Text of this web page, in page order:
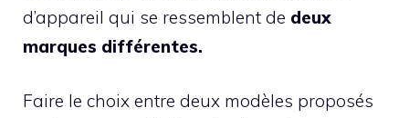
d’appareil qui se ressemblent de deux
marques différentes.
Faire le choix entre deux modèles proposés